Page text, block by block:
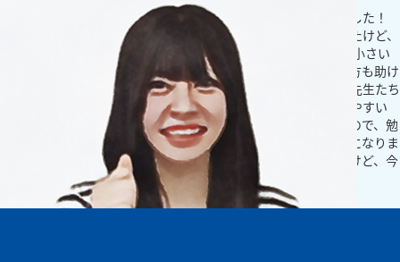
勉強の仕方がわかったことでモチベーションが大きく変わりました！
創英に通う前は英語のテストで半分くらいしか取れていなかったけど、
塾に来てから40点以上上がり、93点も取ることが出来ました！小さい
ころから警察官になるのが夢で、日本人だけではなく、外国の方も助け
られる警察官になれるように、これからも頑張ります！創英の先生たち
は熱心な先生が多く、年もそんなに離れていないので質問もしやすい
し、先生の方から「大丈夫？困ってる？」と声をかけてくれるので、勉
強のモチベーションも上がり、今では自主的に自習も行くようになりま
した。普段勉強しているけどいい勉強法が分からず悩んでいたけど、今
では正しい勉強法がわかり、すごく勉強する気になれました！
もっとみる
生徒に合わせてコミュニケーションをとってくれます！
創英に通う前は本当に理科が苦手で、なかなか理解できないものが多く